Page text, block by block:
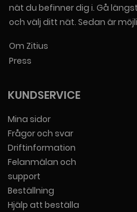
nät du befinner dig i. Gå
och välj ditt nät. Sedan är
Om Zitius
Press
KUNDSERVICE
Mina sidor
Frågor och svar
Driftinformation
Felanmälan och
support
Beställning
Hjälp att beställa